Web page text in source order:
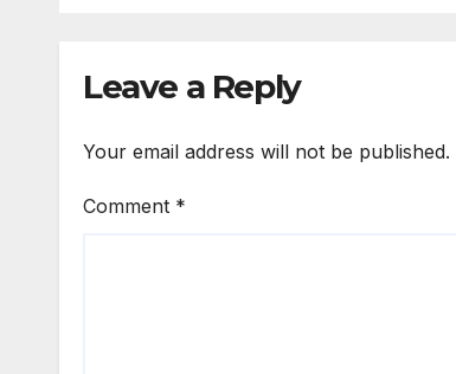
Leave a Reply
Your email address will not be published.
Comment *